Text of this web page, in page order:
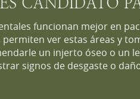
funcionan mejor en
ver estas áreas y
un injerto óseo o un
signos de desgaste o